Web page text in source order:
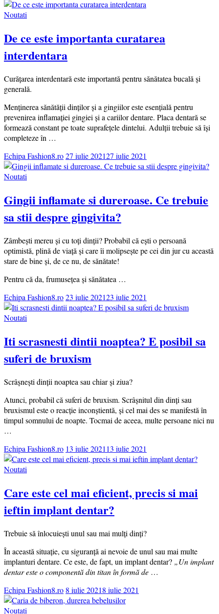
Noutati
De ce este importanta curatarea
interdentara
Curățarea interdentară este importantă pentru sănătatea bucală și
generală.
Menținerea sănătății dinților și a gingiilor este esențială pentru
prevenirea inflamației gingiei și a cariilor dentare. Placa dentară se
formează constant pe toate suprafețele dintelui. Adulții trebuie să își
completeze în …
Echipa Fashion8.ro27 iulie 202127 iulie 2021
Noutati
Gingii inflamate si dureroase. Ce trebuie
sa stii despre gingivita?
Zâmbești mereu și cu toți dinții? Probabil că ești o persoană
optimistă, plină de viață și care îi molipsește pe cei din jur cu această
stare de bine și, de ce nu, de sănătate!
Pentru că da, frumusețea și sănătatea …
Echipa Fashion8.ro23 iulie 202123 iulie 2021
Noutati
Iti scrasnesti dintii noaptea? E posibil sa
suferi de bruxism
Scrâșnești dinții noaptea sau chiar și ziua?
Atunci, probabil că suferi de bruxism. Scrâșnitul din dinți sau
bruxismul este o reacție inconștientă, și cel mai des se manifestă în
timpul somnului de noapte. Tocmai de aceea, multe persoane nici nu
…
Echipa Fashion8.ro 13 iulie 2021 13 iulie 2021
Noutati
Care este cel mai eficient, precis si mai
ieftin implant dentar?
Trebuie să înlocuiești unul sau mai mulți dinți?
În această situație, cu siguranță ai nevoie de unul sau mai multe
implanturi dentare. Ce este, de fapt, un implant dentar? „Un implant
dentar este o componentă din titan în formă de …
Echipa Fashion8.ro 8 iulie 20218 iulie 2021
Noutati